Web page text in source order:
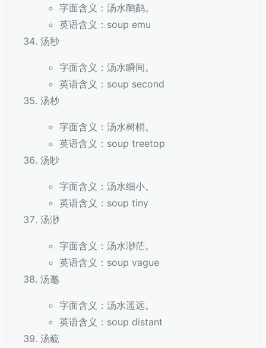
字面含义：汤水鸸鹋。
英语含义：soup emu
汤秒
字面含义：汤水瞬间。
英语含义：soup second
汤杪
字面含义：汤水树梢。
英语含义：soup treetop
汤眇
字面含义：汤水细小。
英语含义：soup tiny
汤渺
字面含义：汤水渺茫。
英语含义：soup vague
汤邈
字面含义：汤水遥远。
英语含义：soup distant
汤藐